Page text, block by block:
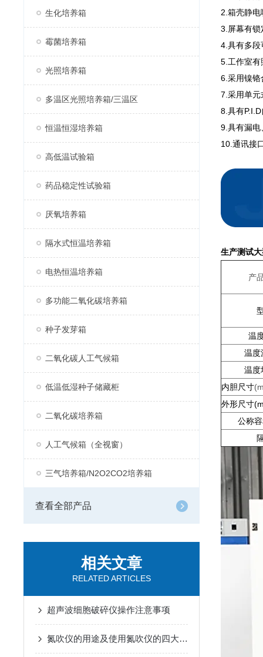
生化培养箱
霉菌培养箱
光照培养箱
多温区光照培养箱/三温区
恒温恒湿培养箱
高低温试验箱
药品稳定性试验箱
厌氧培养箱
隔水式恒温培养箱
电热恒温培养箱
多功能二氧化碳培养箱
种子发芽箱
二氧化碳人工气候箱
低温低湿种子储藏柜
二氧化碳培养箱
人工气候箱（全视窗）
三气培养箱/N2O2CO2培养箱
查看全部产品
相关文章
RELATED ARTICLES
超声波细胞破碎仪操作注意事项
氮吹仪的用途及使用氮吹仪的四大优势
2.箱壳静
3.屏幕有锁
4.具有多段
5.工作室有
6.采用镍铬
7.采用单元
8.具有
9.具有漏电
10.通讯接
生产测试
产
温
温度
温度
内胆尺寸
外形尺寸
公称